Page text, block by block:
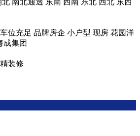
北 南北通透 东南 西南 东北 西北 东西
车位充足 品牌房企 小户型 现房 花园洋
成集团
精装修